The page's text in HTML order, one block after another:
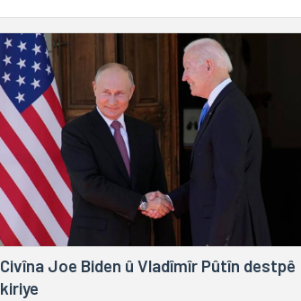
Civîna Joe Biden û Vladîmîr Pûtîn destpê
kiriye